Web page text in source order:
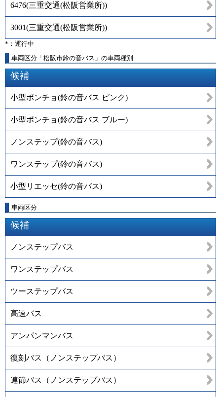
6476(三重交通(松阪営業所))
3001(三重交通(松阪営業所))
*：運行中
車両区分「松阪市鈴の音バス」の車両種別
候補
小型ポンチョ(鈴の音バス ピンク)
小型ポンチョ(鈴の音バス ブルー)
ノンステップ(鈴の音バス)
ワンステップ(鈴の音バス)
小型リエッセ(鈴の音バス)
車両区分
候補
ノンステップバス
ワンステップバス
ツーステップバス
高速バス
アンパンマンバス
復刻バス（ノンステップバス）
連節バス（ノンステップバス）